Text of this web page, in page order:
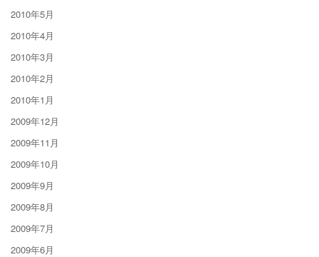
2010年5月
2010年4月
2010年3月
2010年2月
2010年1月
2009年12月
2009年11月
2009年10月
2009年9月
2009年8月
2009年7月
2009年6月